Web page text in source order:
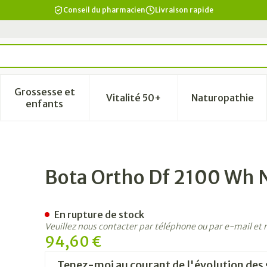
Conseil du pharmacien Livraison rapide
Beauté, soins et hygiène
sous-menu pour la catégorie Régime, alimentation &
Grossesse et
enfantsAfficher le sous-menu pour la catégorie
Vitalité 50+Afficher le sous-menu pour
Naturopathie
Afficher
Bota Ortho Df 2100 Wh
94,60 €
En rupture de stock
Veuillez nous contacter par téléphone ou par e-mail